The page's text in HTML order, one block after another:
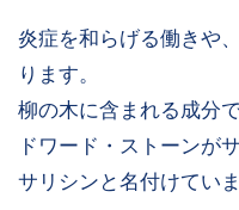
炎症を和らげる働きや
ります。
柳の木に含まれる成分
ドワード・ストーンが
サリシンと名付けていま